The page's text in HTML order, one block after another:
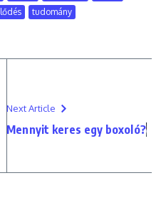
tudomány
Next Article
Mennyit keres egy boxoló?